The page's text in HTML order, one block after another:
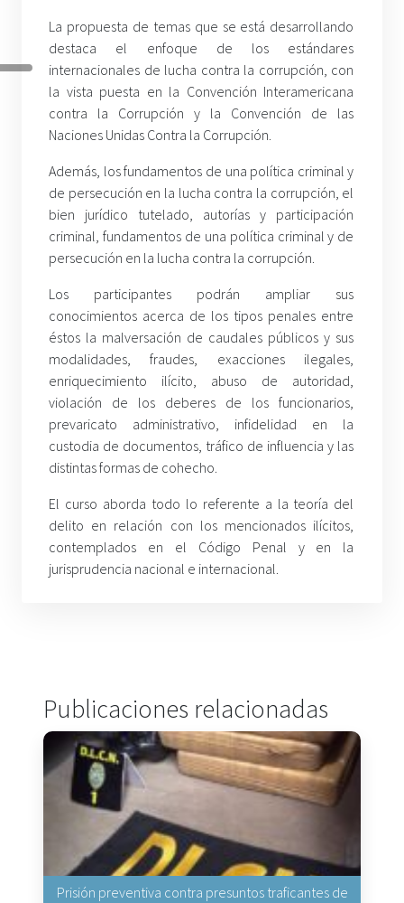
La propuesta de temas que se está desarrollando
destaca el enfoque de los estándares
internacionales de lucha contra la corrupción, con
la vista puesta en la Convención Interamericana
contra la Corrupción y la Convención de las
Naciones Unidas Contra la Corrupción.
Además, los fundamentos de una política criminal y
de persecución en la lucha contra la corrupción, el
bien jurídico tutelado, autorías y participación
criminal, fundamentos de una política criminal y de
persecución en la lucha contra la corrupción.
Los participantes podrán ampliar sus
conocimientos acerca de los tipos penales entre
éstos la malversación de caudales públicos y sus
modalidades, fraudes, exacciones ilegales,
enriquecimiento ilícito, abuso de autoridad,
violación de los deberes de los funcionarios,
prevaricato administrativo, infidelidad en la
custodia de documentos, tráfico de influencia y las
distintas formas de cohecho.
El curso aborda todo lo referente a la teoría del
delito en relación con los mencionados ilícitos,
contemplados en el Código Penal y en la
jurisprudencia nacional e internacional.
Publicaciones relacionadas
Prisión preventiva contra presuntos traficantes de